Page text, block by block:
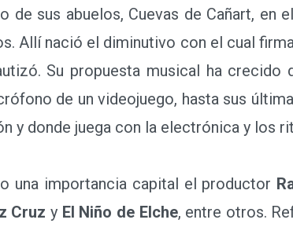
de sus abuelos, Cuevas de Cañart, en
Allí nació el diminutivo con el cual
Su propuesta musical ha crecido
de un videojuego, hasta sus
y donde juega con la electrónica y los
una importancia capital el productor
Cruz y El Niño de Elche, entre otros.